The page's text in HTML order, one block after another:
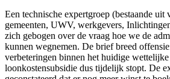
Een technische expertgroep (bestaande uit
gemeenten, UWV, werkgevers,
zich gebogen over de vraag hoe we de
kunnen wegnemen. De brief breed
verbeteringen binnen het huidige
loonkostensubsidie dus tijdelijk stopt. De